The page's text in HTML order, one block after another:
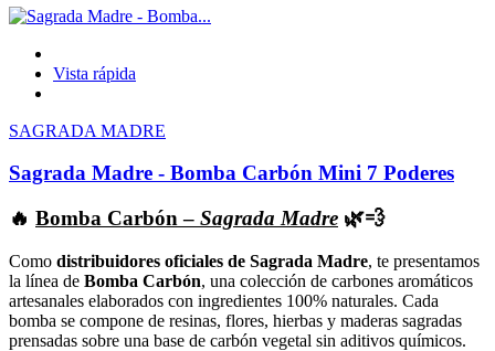
Vista rápida
SAGRADA MADRE
Sagrada Madre - Bomba Carbón Mini 7 Poderes
🔥 Bomba Carbón – Sagrada Madre 🌿💨
Como distribuidores oficiales de Sagrada Madre, te presentamos
la línea de Bomba Carbón, una colección de carbones aromáticos
artesanales elaborados con ingredientes 100% naturales. Cada
bomba se compone de resinas, flores, hierbas y maderas sagradas
prensadas sobre una base de carbón vegetal sin aditivos químicos.